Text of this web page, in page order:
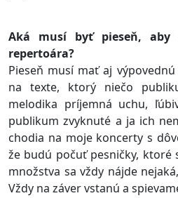
Aká musí byť pieseň,
repertoára?
Pieseň musí mať aj
na texte, ktorý niečo
melodika príjemná uchu,
publikum zvyknuté a ja ich
chodia na moje koncerty s
že budú počuť pesničky, ktoré
množstva sa vždy nájde
Vždy na záver vstanú a